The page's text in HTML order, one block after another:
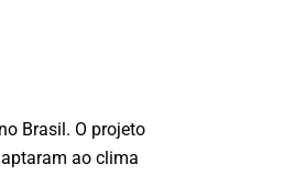
Brasil. O projeto
ao clima